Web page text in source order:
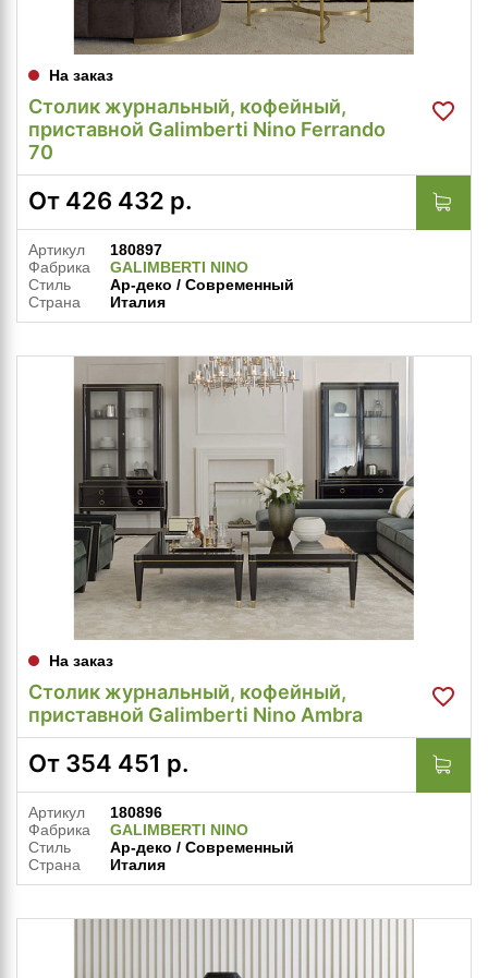
На заказ
Столик журнальный, кофейный,
приставной Galimberti Nino Ferrando
70
От 426 432 р.
Артикул
180897
Фабрика
GALIMBERTI NINO
Стиль
Ар-деко / Современный
Страна
Италия
На заказ
Столик журнальный, кофейный,
приставной Galimberti Nino Ambra
От 354 451 р.
Артикул
180896
Фабрика
GALIMBERTI NINO
Стиль
Ар-деко / Современный
Страна
Италия